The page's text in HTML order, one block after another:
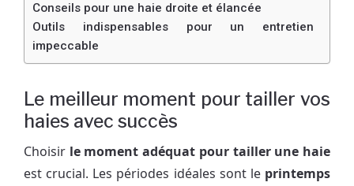
Conseils pour une haie droite et élancée
Outils indispensables pour un entretien
impeccable
Le meilleur moment pour tailler vos
haies avec succès
Choisir le moment adéquat pour tailler une haie
est crucial. Les périodes idéales sont le printemps